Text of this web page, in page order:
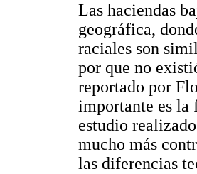
Las haciendas
geográfica,
raciales son
por que no
reportado por
importante es la
estudio
mucho más
las diferencias